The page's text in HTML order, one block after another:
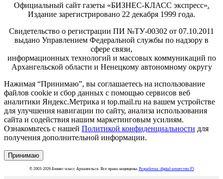
Официальный сайт газеты «БИЗНЕС-КЛАСС экспресс».
Издание зарегистрировано 22 декабря 1999 года.
Свидетельство о регистрации ПИ №ТУ-00302 от 07.10.2011
выдано Управлением Федеральной службы по надзору в
сфере связи,
информационных технологий и массовых коммуникаций по
Архангельской области и Ненецкому автономному округу
Нажимая “Принимаю”, вы соглашаетесь на использование
файлов cookie и сбор данных с помощью сервисов веб
аналитики Яндекс.Метрика и top.mail.ru на вашем устройстве
для улучшения навигации по сайту, анализа использования
сайта и содействия нашим маркетинговым усилиям.
Ознакомьтесь с нашей Политикой конфиденциальности для
получения дополнительной информации.
Принимаю
© 2003-2026 Бизнес-класс Архангельск. Все права защищены. Разработка: digital-агентство F5